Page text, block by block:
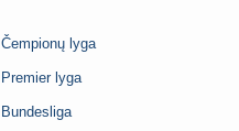
Čempionų lyga
Premier lyga
Bundesliga